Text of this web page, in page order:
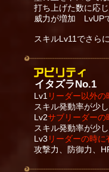
打ち上げた数に応
威力が増加 LvUP
スキルLv11でさら
イタズラNo.1
Lv1 リーダー以外の
スキル発動率が少
Lv2サブリーダーの
スキル発動率が少
Lv3 リーダーの時に
攻撃力、防御力、